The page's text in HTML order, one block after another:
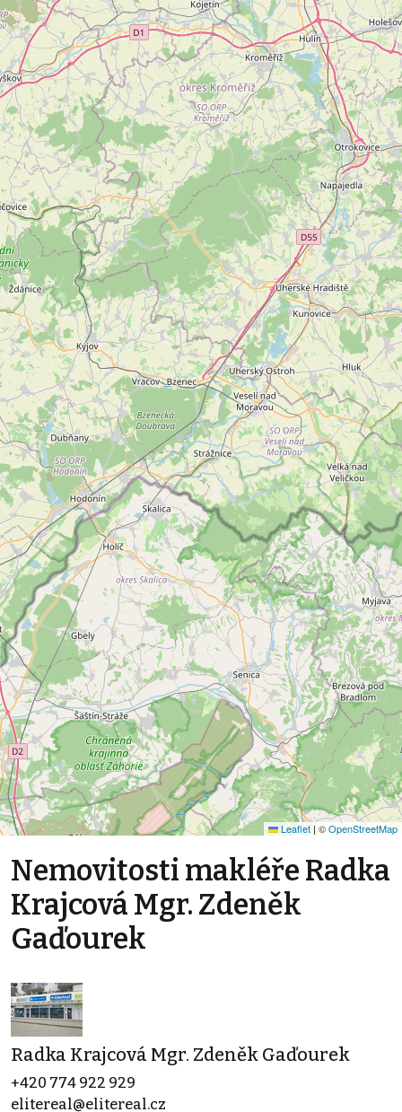
Leaflet | ©OpenStreetMap
Nemovitosti makléře Radka
Krajcová Mgr. Zdeněk
Gaďourek
Radka Krajcová Mgr. Zdeněk Gaďourek
+420 774 922 929
elitereal@elitereal.cz